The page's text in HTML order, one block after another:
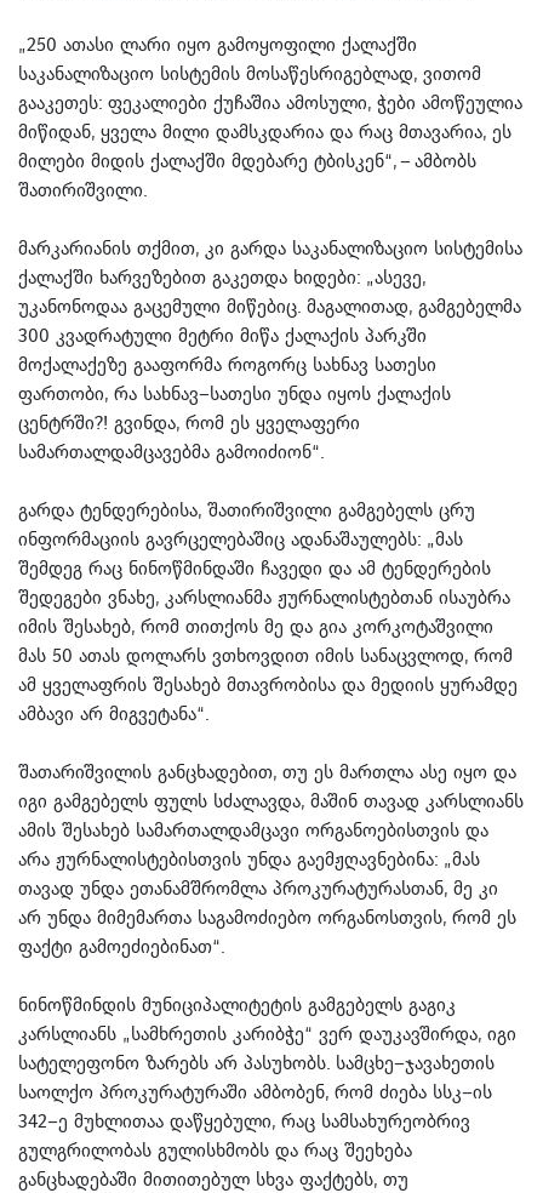
„250 ათასი ლარი იყო გამოყოფილი ქალაქში
საკანალიზაციო სისტემის მოსაწესრიგებლად, ვითომ
გააკეთეს: ფეკალიები ქუჩაშია ამოსული, ჭები ამოწეულია
მიწიდან, ყველა მილი დამსკდარია და რაც მთავარია, ეს
მილები მიდის ქალაქში მდებარე ტბისკენ“, – ამბობს
შათირიშვილი.
მარკარიანის თქმით, კი გარდა საკანალიზაციო სისტემისა
ქალაქში ხარვეზებით გაკეთდა ხიდები: „ასევე,
უკანონოდაა გაცემული მიწებიც. მაგალითად, გამგებელმა
300 კვადრატული მეტრი მიწა ქალაქის პარკში
მოქალაქეზე გააფორმა როგორც სახნავ სათესი
ფართობი, რა სახნავ–სათესი უნდა იყოს ქალაქის
ცენტრში?! გვინდა, რომ ეს ყველაფერი
სამართალდამცავებმა გამოიძიონ“.
გარდა ტენდერებისა, შათირიშვილი გამგებელს ცრუ
ინფორმაციის გავრცელებაშიც ადანაშაულებს: „მას
შემდეგ რაც ნინოწმინდაში ჩავედი და ამ ტენდერების
შედეგები ვნახე, კარსლიანმა ჟურნალისტებთან ისაუბრა
იმის შესახებ, რომ თითქოს მე და გია კორკოტაშვილი
მას 50 ათას დოლარს ვთხოვდით იმის სანაცვლოდ, რომ
ამ ყველაფრის შესახებ მთავრობისა და მედიის ყურამდე
ამბავი არ მიგვეტანა“.
შათარიშვილის განცხადებით, თუ ეს მართლა ასე იყო და
იგი გამგებელს ფულს სძალავდა, მაშინ თავად კარსლიანს
ამის შესახებ სამართალდამცავი ორგანოებისთვის და
არა ჟურნალისტებისთვის უნდა გაემჟღავნებინა: „მას
თავად უნდა ეთანამშრომლა პროკურატურასთან, მე კი
არ უნდა მიმემართა საგამოძიებო ორგანოსთვის, რომ ეს
ფაქტი გამოეძიებინათ“.
ნინოწმინდის მუნიციპალიტეტის გამგებელს გაგიკ
კარსლიანს „სამხრეთის კარიბჭე“ ვერ დაუკავშირდა, იგი
სატელეფონო ზარებს არ პასუხობს. სამცხე–ჯავახეთის
საოლქო პროკურატურაში ამბობენ, რომ ძიება სსკ–ის
342–ე მუხლითაა დაწყებული, რაც სამსახურეობრივ
გულგრილობას გულისხმობს და რაც შეეხება
განცხადებაში მითითებულ სხვა ფაქტებს, თუ